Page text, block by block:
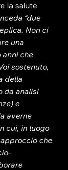
la salute
“due
Non ci
una
anni che
sostenuto,
della
da analisi
e
averne
cui, in luogo
che